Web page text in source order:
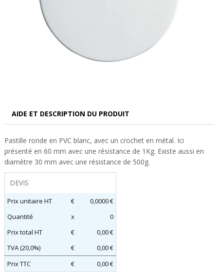
AIDE ET DESCRIPTION DU PRODUIT
Pastille ronde en PVC blanc, avec un crochet en métal. Ici
présenté en 60 mm avec une résistance de 1Kg. Existe aussi en
diamètre 30 mm avec une résistance de 500g.
DEVIS
Prix unitaire HT €
0,0000 €
Quantité
x
0
Prix total HT
€
0,00 €
TVA (20,0%)
€
0,00 €
Prix TTC
€ 0,00 €